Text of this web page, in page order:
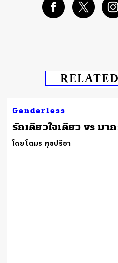
Genderless
รักเดียวใจเดียว vs มา
โดย โตมร ศุขปรีชา